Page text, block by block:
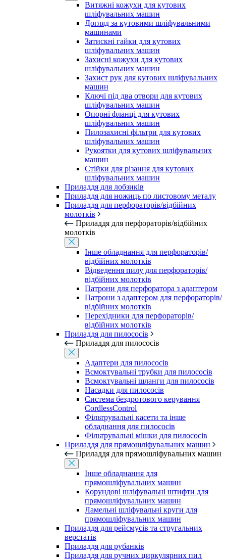
Витяжні кожухи для кутових
шліфувальних машин
Догляд за кутовими шліфувальними
машинами
Затискні гайки для кутових
шліфувальних машин
Захисні кожухи для кутових
шліфувальних машин
Захист рук для кутових шліфувальних
машин
Ключі під два отвори для кутових
шліфувальних машин
Опорні фланці для кутових
шліфувальних машин
Пилозахисні фільтри для кутових
шліфувальних машин
Рукоятки для кутових шліфувальних
машин
Стійки для різання для кутових
шліфувальних машин
Приладдя для лобзиків
Приладдя для ножиць по листовому металу
Приладдя для перфораторів/відбійних
молотків
Приладдя для перфораторів/відбійних
молотків
Інше обладнання для перфораторів/
відбійних молотків
Відведення пилу для перфораторів/
відбійних молотків
Патрони для перфоратора з адаптером
Патрони з адаптером для перфораторів/
відбійних молотків
Перехідники для перфораторів/
відбійних молотків
Приладдя для пилососів
Приладдя для пилососів
Адаптери для пилососів
Всмоктувальні трубки для пилососів
Всмоктувальні шланги для пилососів
Насадки для пилососів
Система бездротового керування
CordlessControl
Фільтрувальні касети та інше
обладнання для пилососів
Фільтрувальні мішки для пилососів
Приладдя для прямошліфувальних машин
Приладдя для прямошліфувальних машин
Інше обладнання для
прямошліфувальних машин
Корундові шліфувальні штифти для
прямошліфувальних машин
Ламельні шліфувальні круги для
прямошліфувальних машин
Приладдя для рейсмусів та стругальних
верстатів
Приладдя для рубанків
Приладдя для ручних циркулярних пил